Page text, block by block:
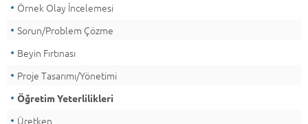
Örnek Olay İncelemesi
Sorun/Problem Çözme
Beyin Fırtınası
Proje Tasarımı/Yönetimi
Öğretim Yeterlilikleri
Üretken